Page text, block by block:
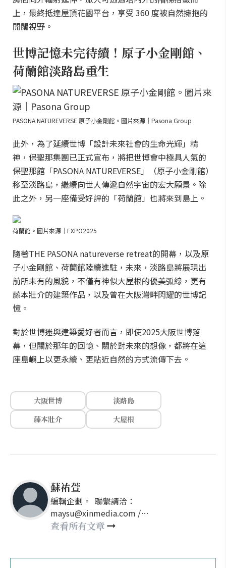
上，最終抵達屋頂花園平台，享受 360 度被自然擁抱的
開闊視野。
世博記憶未完待續！原子小金剛館、
荷蘭館淡路島重生
PASONA NATUREVERSE 原子小金剛館。圖片來源｜Pasona Group
此外，為了延續世博「設計未來社會的生命光輝」精
神，保聖那集團已正式宣布，將把世博會中極具人氣的
保聖那館「PASONA NATUREVERSE」（原子小金剛館）
移至淡路島，繼續向世人傳遞自然宇宙的宏大願景。除
此之外，另一座備受好評的「荷蘭館」也將來到島上。
荷蘭館。圖片來源｜EXPO2025
隨著THE PASONA natureverse retreat的開幕，以及原
子小金剛館、荷蘭館陸續進駐，未來，淡路島將展現出
前所未有的風貌，不僅有神似大屋根的優美弧線，更有
藤本壯介的建築作品，以及曾在大阪灣畔閃耀的世博記
憶。
對於世博迷與建築愛好者而言，即使2025大阪世博落
幕，但關於那年的回憶、關於對未來的想像，都將在這
座島嶼上以更永續、更貼近自然的方式流傳下去。
大阪世博
淡路島
藤本壯介
大屋根
蘇祐萱
編輯企劃。 聯繫請洽：
maysu@xinmedia.com /
may860527@gmail.com
查看所有文章